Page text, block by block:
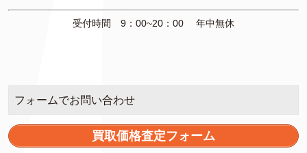
受付時間 9：00~20：00 年中無休
フォームでお問い合わせ
買取価格査定フォーム